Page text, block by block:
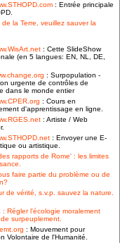
: Entrée principale
de la Terre, veuillez sauver la
: Cette SlideShow
(en 5 langues: EN, NL, DE,
: Surpopulation -
urgente de contrôles de
dans le monde entier
: Cours en
d'apprentissage en ligne.
: Artiste / Web
: Envoyer une E-
ou artistique.
rapports de Rome' : les limites
faire partie du problème ou de
de vérité, s.v.p. sauvez la nature.
: Régler l'écologie moralement
surpeuplement.
: Mouvement pour
Volontaire de l'Humanité.